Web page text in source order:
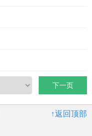
下一页
↑返回顶部